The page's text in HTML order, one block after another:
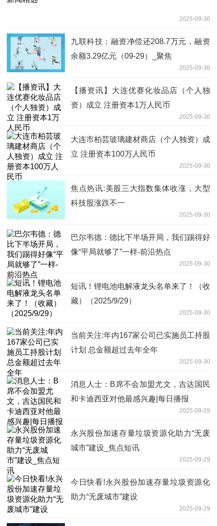
2025-09-30
九联科技：融资净偿还208.7万元，融资
余额3.29亿元（09-29）_聚焦
2025-09-30
【播资讯】大连优赛化妆品店（个人独
资）成立 注册资本1万人民币
2025-09-30
大连市柏芸玻璃建材商店（个人独资）成
立 注册资本100万人民币
2025-09-30
焦点热讯:美股三大指数集体收涨，大型
科技股涨跌不一
2025-09-30
巴尔韦德：德比下半场开局，我们踢得好
像“平局就够了”一样-前沿热点
2025-09-30
短讯！锂电池电解液龙头名单来了！（收
藏）（2025/9/29）
2025-09-30
当前关注:年内167家公司已实施员工持股
计划 总金额超过去年全年
2025-09-30
消息人士：B席不会加盟尤文，吉达国民
和卡迪西亚对他最感兴趣|每日播报
2025-09-29
永兴股份加速存量垃圾资源化助力“无废
城市”建设_焦点短讯
2025-09-29
今日快看!永兴股份加速存量垃圾资源化
助力“无废城市”建设
2025-09-29